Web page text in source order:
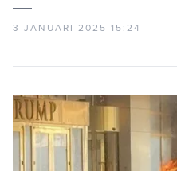
3 JANUARI 2025 15:24